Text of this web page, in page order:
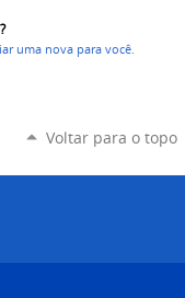
uma nova para você
Voltar para o topo